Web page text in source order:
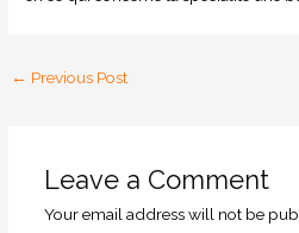
← Previous Post
Leave a Comment
Your email address will not be